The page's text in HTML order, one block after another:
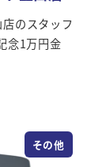
のスタッフ
念1万円金
その他